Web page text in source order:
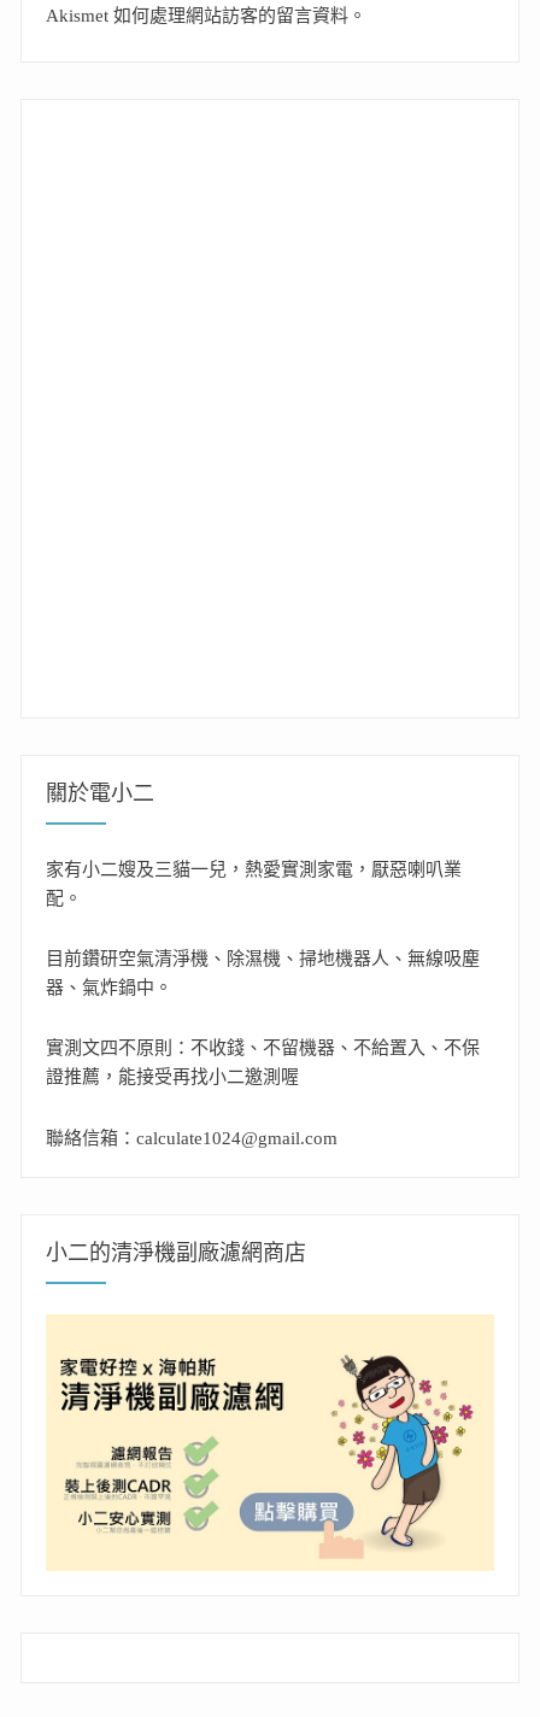
Akismet 如何處理網站訪客的留言資料 。
關於電小二
家有小二嫂及三貓一兒，熱愛實測家電，厭惡喇叭業
配。
目前鑽研空氣清淨機、除濕機、掃地機器人、無線吸塵
器、氣炸鍋中。
實測文四不原則：不收錢、不留機器、不給置入、不保
證推薦，能接受再找小二邀測喔
聯絡信箱：calculate1024@gmail.com
小二的清淨機副廠濾網商店